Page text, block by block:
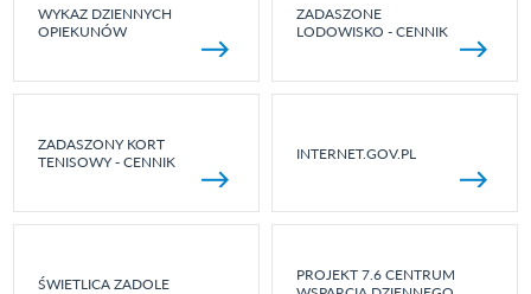
WYKAZ DZIENNYCH
OPIEKUNÓW
ZADASZONE
LODOWISKO - CENNIK
ZADASZONY KORT
TENISOWY - CENNIK
INTERNET.GOV.PL
ŚWIETLICA ZADOLE
PROJEKT 7.6 CENTRUM